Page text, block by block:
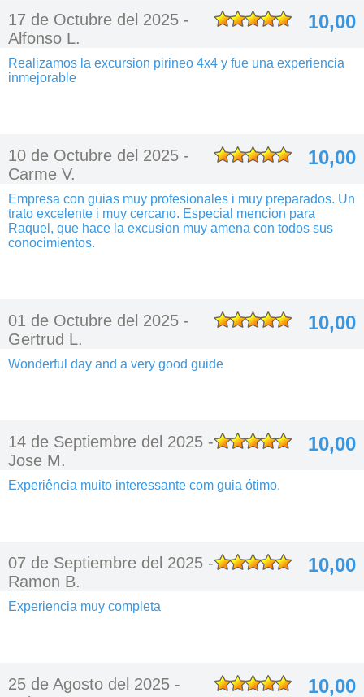
17 de Octubre del 2025 -
Alfonso L.
10,00
Realizamos la excursion pirineo 4x4 y fue una experiencia
inmejorable
10 de Octubre del 2025 -
Carme V.
10,00
Empresa con guias muy profesionales i muy preparados. Un
trato excelente i muy cercano. Especial mencion para
Raquel, que hace la excusion muy amena con todos sus
conocimientos.
01 de Octubre del 2025 -
Gertrud L.
10,00
Wonderful day and a very good guide
14 de Septiembre del 2025 -
Jose M.
10,00
Experiência muito interessante com guia ótimo.
07 de Septiembre del 2025 -
Ramon B.
10,00
Experiencia muy completa
25 de Agosto del 2025 -
10,00